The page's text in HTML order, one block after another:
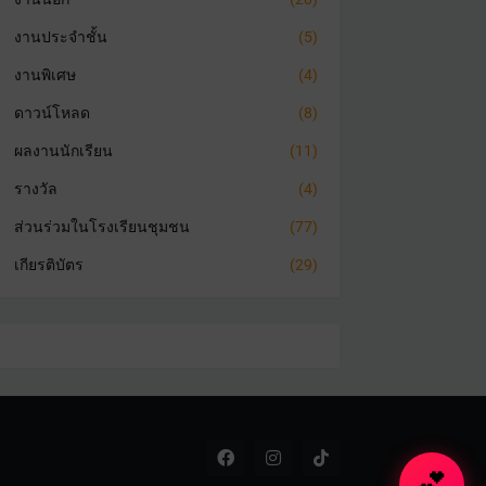
งานประจำชั้น (5)
งานพิเศษ (4)
ดาวน์โหลด (8)
ผลงานนักเรียน (11)
รางวัล (4)
ส่วนร่วมในโรงเรียนชุมชน (77)
เกียรติบัตร (29)